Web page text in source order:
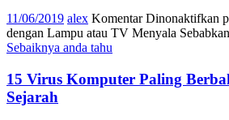
11/06/2019 alex Komentar Dinonaktifkan
dengan Lampu atau TV Menyala
Sebaiknya anda tahu
15 Virus Komputer Paling
Sejarah